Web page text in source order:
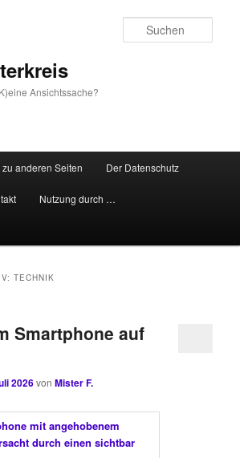
Ansichtssache?
zu anderen Seiten Der Datenschutz
Nutzung durch …
TECHNIK
Smartphone auf
2026vonMister F.